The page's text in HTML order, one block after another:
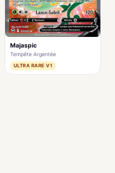
Majaspic
Tempête Argentée
ULTRA RARE V1